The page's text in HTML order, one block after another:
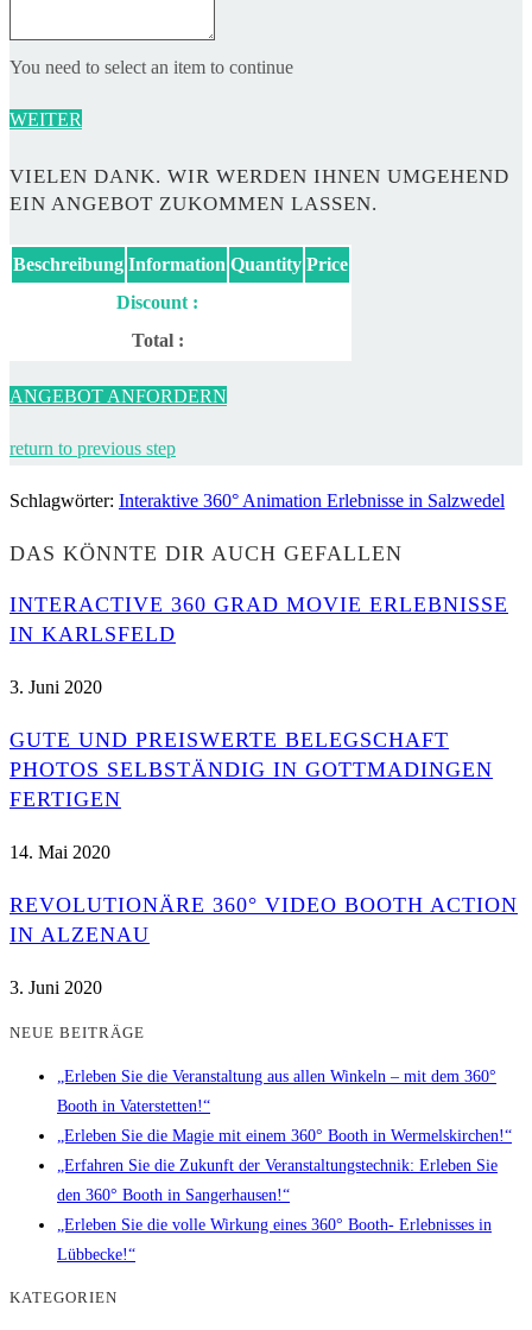
You need to select an item to continue
WEITER
VIELEN DANK. WIR WERDEN IHNEN UMGEHEND
EIN ANGEBOT ZUKOMMEN LASSEN.
Beschreibung Information Quantity Price
Discount :
Total :
ANGEBOT ANFORDERN
return to previous step
Schlagwörter: Interaktive 360° Animation Erlebnisse in Salzwedel
DAS KÖNNTE DIR AUCH GEFALLEN
INTERACTIVE 360 GRAD MOVIE ERLEBNISSE
IN KARLSFELD
3. Juni 2020
GUTE UND PREISWERTE BELEGSCHAFT
PHOTOS SELBSTÄNDIG IN GOTTMADINGEN
FERTIGEN
14. Mai 2020
REVOLUTIONÄRE 360° VIDEO BOOTH ACTION
IN ALZENAU
3. Juni 2020
NEUE BEITRÄGE
„Erleben Sie die Veranstaltung aus allen Winkeln – mit dem 360°
Booth in Vaterstetten!“
„Erleben Sie die Magie mit einem 360° Booth in Wermelskirchen!“
„Erfahren Sie die Zukunft der Veranstaltungstechnik: Erleben Sie
den 360° Booth in Sangerhausen!“
„Erleben Sie die volle Wirkung eines 360° Booth- Erlebnisses in
Lübbecke!“
KATEGORIEN